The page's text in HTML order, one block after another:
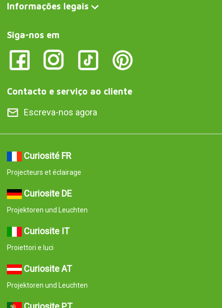
Informações legais
Siga-nos em
Contacto e serviço ao cliente
Escreva-nos agora
Curiosité FR
Projecteurs et éclairage
Curiosite DE
Projektoren und Leuchten
Curiosite IT
Proiettori e luci
Curiosite AT
Projektoren und Leuchten